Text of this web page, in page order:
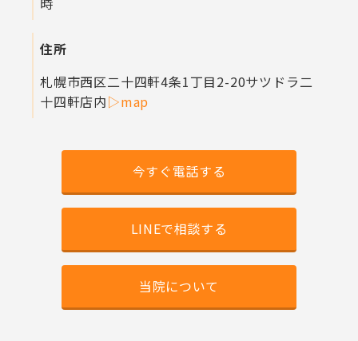
住所
札幌市西区二十四軒4条1丁目2-20サツドラ二
十四軒店内▷map
今すぐ電話する
LINEで相談する
当院について